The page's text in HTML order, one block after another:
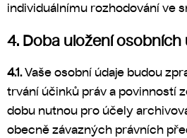
individuálnímu rozhodování ve
4. Doba uložení osobních
4.1.Vaše osobní údaje budou
trvání účinků práv a povinností
dobu nutnou pro účely
obecně závazných právních